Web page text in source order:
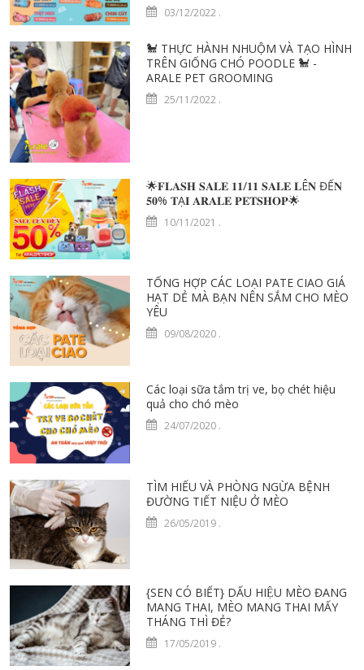
03/12/2022 .
🐩 THỰC HÀNH NHUỘM VÀ TẠO HÌNH
TRÊN GIỐNG CHÓ POODLE 🐩 -
ARALE PET GROOMING
25/11/2022 .
🌟𝐅𝐋𝐀𝐒𝐇 𝐒𝐀𝐋𝐄 𝟏𝟏/𝟏𝟏 𝐒𝐀𝐋𝐄 𝐋Ê𝐍 ĐẾ𝐍
𝟓𝟎% 𝐓Ạ𝐈 𝐀𝐑𝐀𝐋𝐄 𝐏𝐄𝐓𝐒𝐇𝐎𝐏🌟
10/11/2021 .
TỔNG HỢP CÁC LOẠI PATE CIAO GIÁ
HẠT DẺ MÀ BẠN NÊN SẮM CHO MÈO
YÊU
09/08/2020 .
Các loại sữa tắm trị ve, bọ chét hiệu
quả cho chó mèo
24/07/2020 .
TÌM HIỂU VÀ PHÒNG NGỪA BỆNH
ĐƯỜNG TIẾT NIỆU Ở MÈO
26/05/2019 .
{SEN CÓ BIẾT} DẤU HIỆU MÈO ĐANG
MANG THAI, MÈO MANG THAI MẤY
THÁNG THÌ ĐẺ?
17/05/2019 .